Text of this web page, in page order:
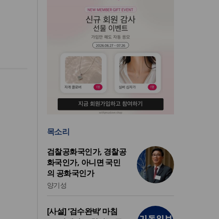
목소리
검찰공화국인가, 경찰공
화국인가, 아니면 국민
의 공화국인가
양기성
[사설] ‘검수완박’ 마침